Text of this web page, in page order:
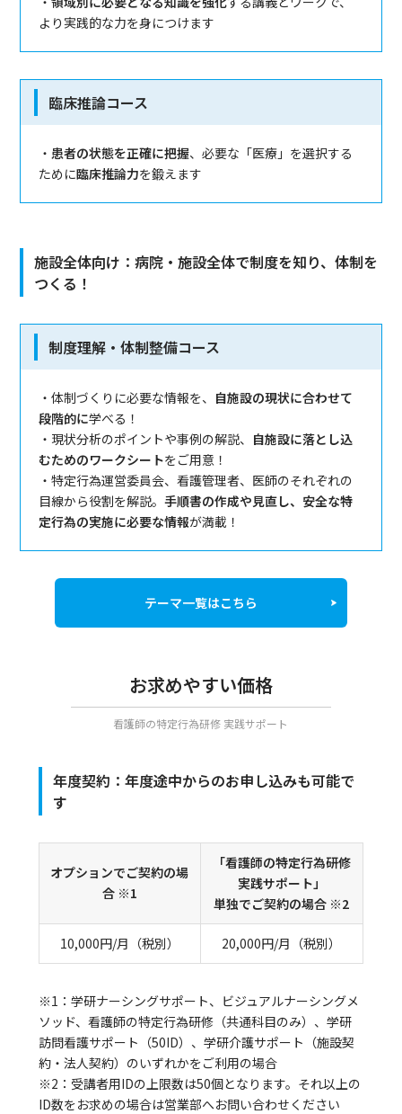
より実践的な力を身につけます
臨床推論コース
・ 患者の状態を正確に把握、必要な「医療」を選択する
ために臨床推論力を鍛えます
施設全体向け：病院・施設全体で制度を知り、体制を
つくる！
制度理解・体制整備コース
・体制づくりに必要な情報を、 自施設の現状に合わせて
段階的に学べる！
・現状分析のポイントや事例の解説、 自施設に落とし込
むためのワークシートをご用意！
・特定行為運営委員会、看護管理者、医師のそれぞれの
目線から役割を解説。手順書の作成や見直し、安全な特
定行為の実施に必要な情報が満載！
テーマ一覧はこちら
お求めやすい価格
看護師の特定行為研修 実践サポート
年度契約：年度途中からのお申し込みも可能で
す
オプションでご契約の場
合 ※1
「看護師の特定行為研修
実践サポート」
単独でご契約の場合 ※2
10,000円/月（税別） 20,000円/月（税別）
※1：学研ナーシングサポート、ビジュアルナーシングメ
ソッド、看護師の特定行為研修（共通科目のみ）、学研
訪問看護サポート（50ID）、学研介護サポート（施設契
約・法人契約）のいずれかをご利用の場合
※2：受講者用IDの上限数は50個となります。それ以上の
ID数をお求めの場合は営業部へお問い合わせください